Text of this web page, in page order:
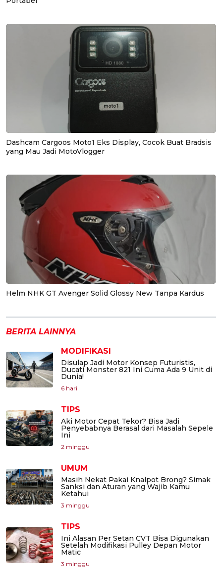
Dashcam Cargoos Moto1 Eks Display, Cocok Buat Bradsis
yang Mau Jadi MotoVlogger
Helm NHK GT Avenger Solid Glossy New Tanpa Kardus
BERITA LAINNYA
MODIFIKASI
Disulap Jadi Motor Konsep Futuristis,
Ducati Monster 821 Ini Cuma Ada 9 Unit di
Dunia!
6 hari
TIPS
Aki Motor Cepat Tekor? Bisa Jadi
Penyebabnya Berasal dari Masalah Sepele
Ini
2 minggu
UMUM
Masih Nekat Pakai Knalpot Brong? Simak
Sanksi dan Aturan yang Wajib Kamu
Ketahui
3 minggu
TIPS
Ini Alasan Per Setan CVT Bisa Digunakan
Setelah Modifikasi Pulley Depan Motor
Matic
3 minggu